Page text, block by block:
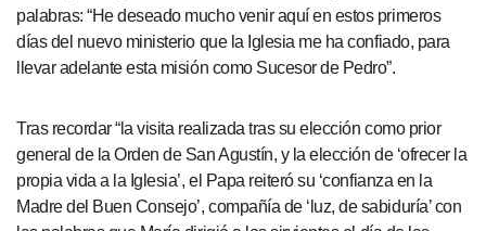
palabras: “He deseado mucho venir aquí en estos primeros
días del nuevo ministerio que la Iglesia me ha confiado, para
llevar adelante esta misión como Sucesor de Pedro”.
Tras recordar “la visita realizada tras su elección como prior
general de la Orden de San Agustín, y la elección de ‘ofrecer la
propia vida a la Iglesia’, el Papa reiteró su ‘confianza en la
Madre del Buen Consejo’, compañía de ‘luz, de sabiduría’ con